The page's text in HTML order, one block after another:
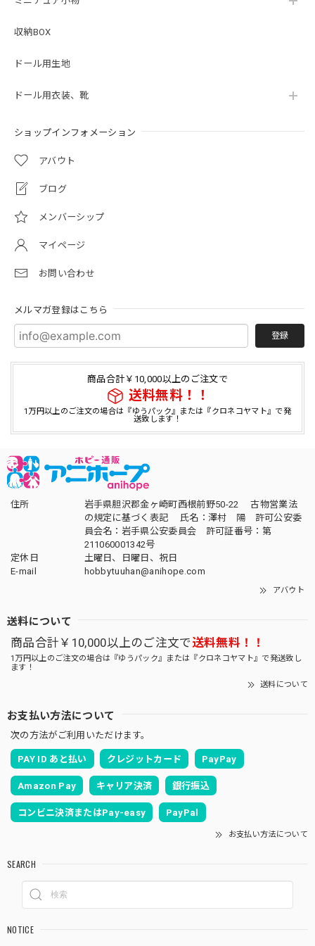
収納BOX
ドール用生地
ドール用衣装、靴
ショップインフォメーション
アバウト
ブログ
メンバーシップ
マイページ
お問い合わせ
メルマガ登録はこちら
登録
商品合計￥10,000以上のご注文で
送料無料！！
1万円以上のご注文の場合は『ゆうパック』または『クロネコヤマト』で発
送致します！
住所
岩手県胆沢郡金ヶ崎町西根前野50-22 古物営業法
の規定に基づく表記 氏名：澤村 陽 許可公安委
員会名：岩手県公安委員会 許可証番号：第
211060001342号
定休日
土曜日、日曜日、祝日
E-mail
hobbytuuhan@anihope.com
アバウト
送料について
商品合計￥10,000以上のご注文で送料無料！！
1万円以上のご注文の場合は『ゆうパック』または『クロネコヤマト』で発送致し
ます！
送料について
お支払い方法について
次の方法がご利用いただけます。
PAY ID あと払い クレジットカード PayPay
Amazon Pay キャリア決済 銀行振込
コンビニ決済またはPay-easy PayPal
お支払い方法について
SEARCH
NOTICE